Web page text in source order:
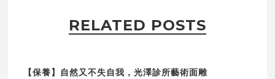
RELATED POSTS
【保養】自然又不失自我，光澤診所藝術面雕